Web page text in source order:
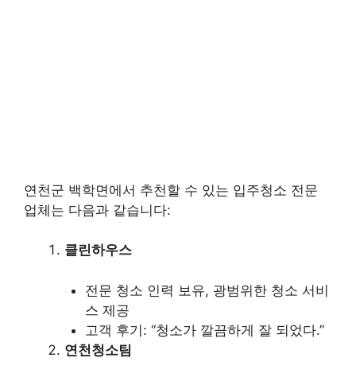
연천군 백학면에서 추천할 수 있는 입주청소 전문
업체는 다음과 같습니다:
클린하우스
전문 청소 인력 보유, 광범위한 청소 서비
스 제공
고객 후기: “청소가 깔끔하게 잘 되었다.”
연천청소팀